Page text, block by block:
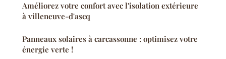
Améliorez votre confort avec l'isolation extérieure
à villeneuve-d'ascq
Panneaux solaires à carcassonne : optimisez votre
énergie verte !